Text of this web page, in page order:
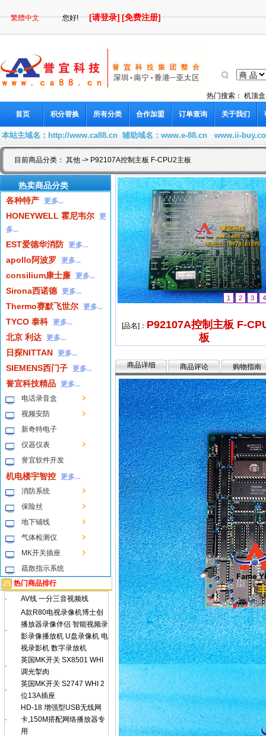
繁體中文 您好![请登录][免费注册]
热门搜索： 机顶盒
首页 积分替换 所有分类 合作加盟 订单查询 关于我们
本站主域名： http://www.ca88.cn 辅助域名： www.e-88.cn www.ii-
目前商品分类： 其他 -> P92107A控制主板 F-CPU2主板
热卖商品分类
各种特产 更多...
HONEYWELL 霍尼韦尔 更
多...
EST爱德华消防 更多...
apollo阿波罗 更多...
consilium康士廉 更多...
Sirona西诺德 更多...
Thermo赛默飞世尔 更多...
TYCO 泰科 更多...
北京 利达 更多...
日探NITTAN 更多...
SIEMENS西门子 更多...
誉宜科技精品 更多...
电话录音盒
视频安防
新奇特电子
仪器仪表
誉宜软件开发
机电楼宇智控 更多...
消防系统
保险丝
地下铺线
气体检测仪
MK开关插座
疏散指示系统
热门商品排行
·
AV线 一分三音视频线
·
A款R80电视录像机博士创
播放器录像伴侣 智能视频录
影录像播放机 U盘录像机 电
视录影机 数字录放机
·
英国MK开关 SX8501 WHI
调光掣肉
·
英国MK开关 S2747 WHI 2
位13A插座
·
HD-18 增强型USB无线网
卡,150M搭配网络播放器专
用
1 2 3 4
[品名]： P92107A控制主板 F-
板
商品详细 商品评论 购物指南